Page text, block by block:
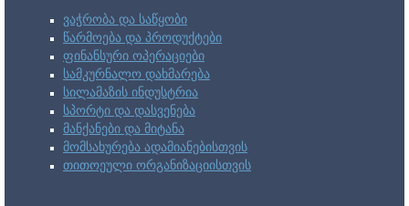
ვაჭრობა და საწყობი
წარმოება და პროდუქტები
ფინანსური ოპერაციები
სამკურნალო დახმარება
სილამაზის ინდუსტრია
სპორტი და დასვენება
მანქანები და მიტანა
მომსახურება ადამიანებისთვის
თითოეული ორგანიზაციისთვის